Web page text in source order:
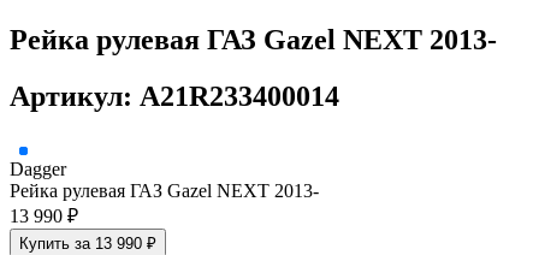
Рейка рулевая ГАЗ Gazel NEXT 2013-
Артикул: A21R233400014
Dagger
Рейка рулевая ГАЗ Gazel NEXT 2013-
13 990 ₽
Купить за 13 990 ₽